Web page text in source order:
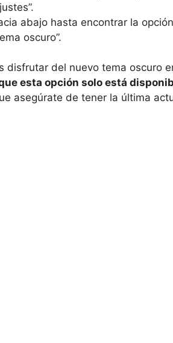
abajo hasta encontrar la opción
oscuro”.
disfrutar del nuevo tema oscuro
esta opción solo está
asegúrate de tener la última